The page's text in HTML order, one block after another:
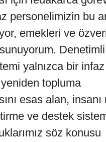
personelimizin bu
emekleri ve
Denetimli
yalnızca bir
topluma
esas alan,
ve destek
söz konusu